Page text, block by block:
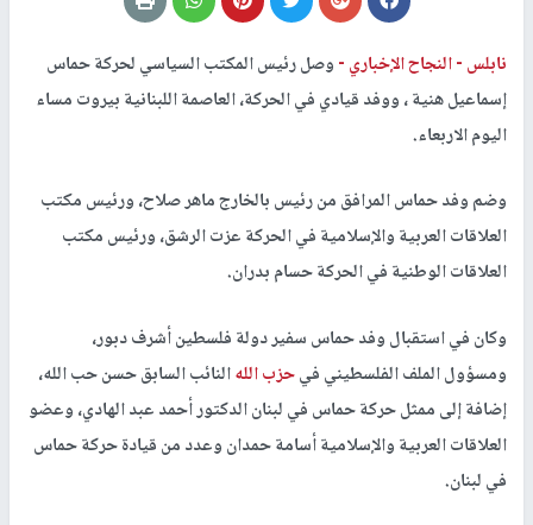
نابلس -النجاح الإخباري -وصل رئيس المكتب السياسي لحركة حماس
إسماعيل هنية ، ووفد قيادي في الحركة، العاصمة اللبنانية بيروت مساء
اليوم الاربعاء.
وضم وفد حماس المرافق من رئيس بالخارج ماهر صلاح، ورئيس مكتب
العلاقات العربية والإسلامية في الحركة عزت الرشق، ورئيس مكتب
العلاقات الوطنية في الحركة حسام بدران.
وكان في استقبال وفد حماس سفير دولة فلسطين أشرف دبور،
ومسؤول الملف الفلسطيني فيحزب اللهالنائب السابق حسن حب الله،
إضافة إلى ممثل حركة حماس في لبنان الدكتور أحمد عبد الهادي، وعضو
العلاقات العربية والإسلامية أسامة حمدان وعدد من قيادة حركة حماس
في لبنان.